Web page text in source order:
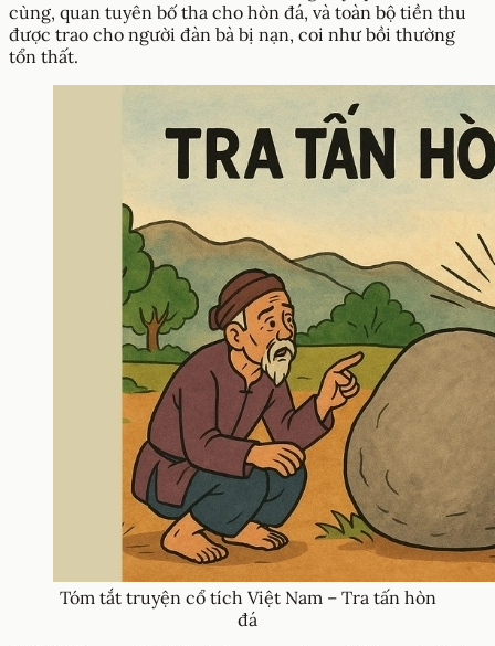
cùng, quan tuyên bố tha cho hòn đá, và toàn bộ tiền thu
được trao cho người đàn bà bị nạn, coi như bồi thường
tổn thất.
Tóm tắt truyện cổ tích Việt Nam – Tra tấn hòn
đá